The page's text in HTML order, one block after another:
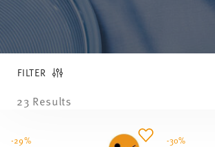
FILTER
23 Results
-29% -30%